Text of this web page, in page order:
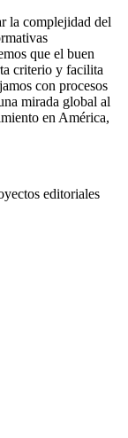
la complejidad del
que el buen
criterio y facilita
con procesos
mirada global al
en América,
editoriales